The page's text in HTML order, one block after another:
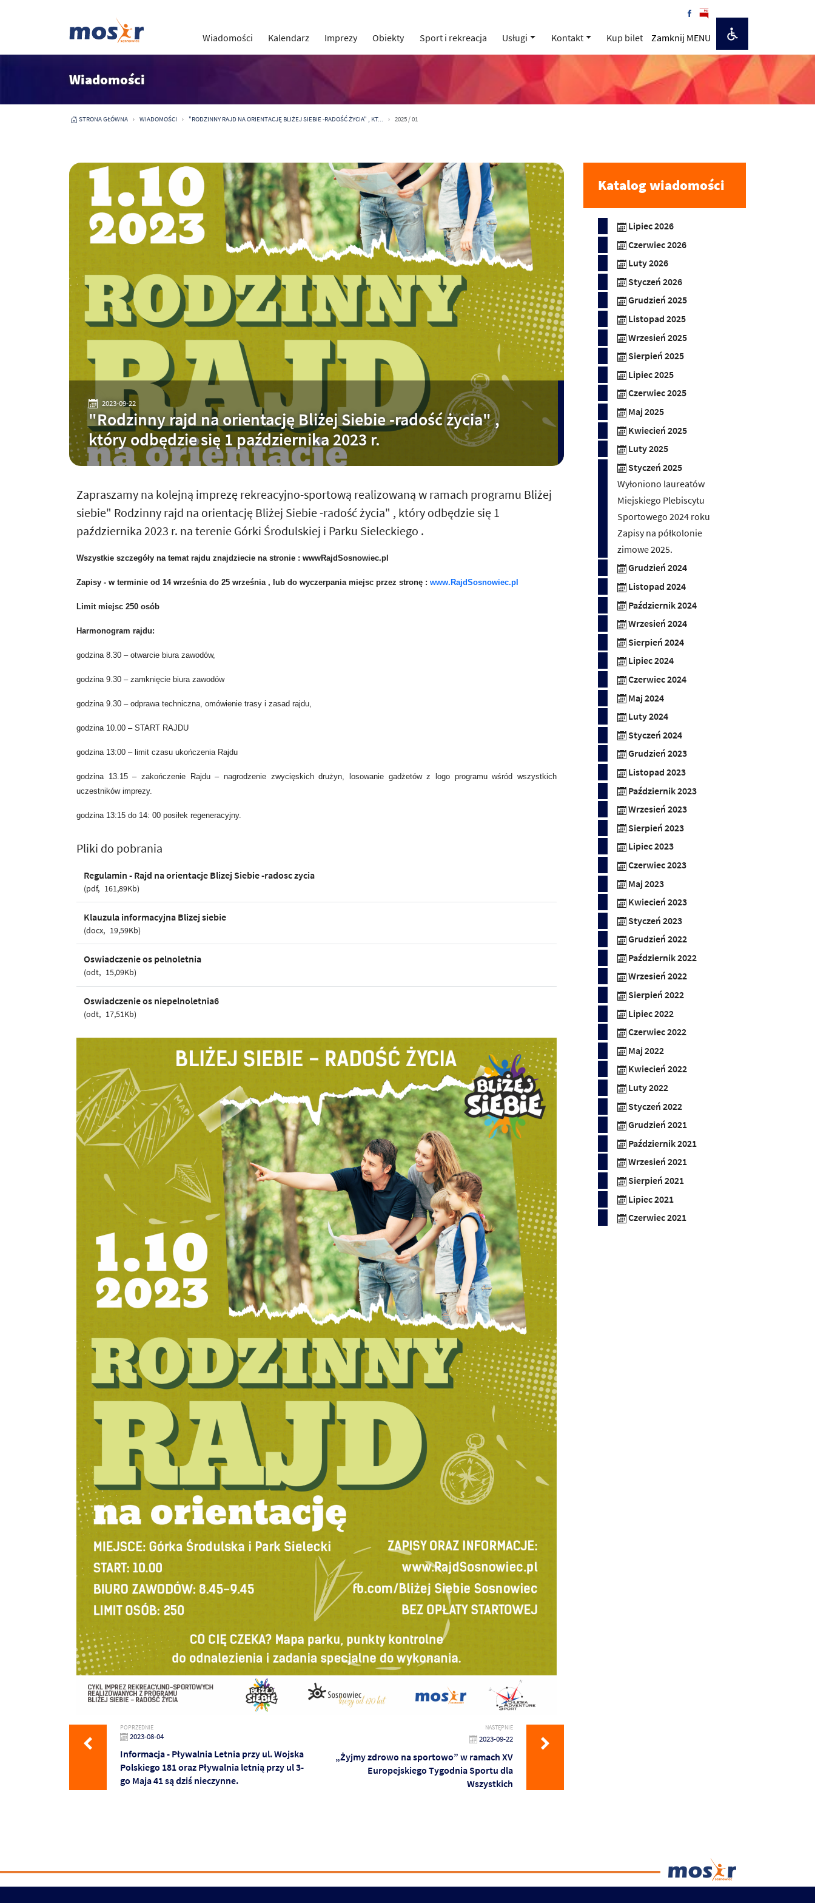
Wiadomości Kalendarz Imprezy Obiekty Sport i rekreacja Usługi Kontakt Kup bilet Zamknij MENU
Wiadomości
STRONA GŁÓWNA WIADOMOŚCI "RODZINNY RAJD NA ORIENTACJĘ BLIŻEJ SIEBIE -RADOŚĆ ŻYCIA" , KT... 2025 / 01
2023-09-22
"Rodzinny rajd na orientację Bliżej Siebie -radość życia" ,
który odbędzie się 1 października 2023 r.
Zapraszamy na kolejną imprezę rekreacyjno-sportową realizowaną w ramach programu Bliżej
siebie" Rodzinny rajd na orientację Bliżej Siebie -radość życia" , który odbędzie się 1
października 2023 r. na terenie Górki Środulskiej i Parku Sieleckiego .
Wszystkie szczegóły na temat rajdu znajdziecie na stronie : wwwRajdSosnowiec.pl
Zapisy - w terminie od 14 września do 25 września , lub do wyczerpania miejsc przez stronę : www.RajdSosnowiec.pl
Limit miejsc 250 osób
Harmonogram rajdu:
godzina 8.30 – otwarcie biura zawodów,
godzina 9.30 – zamknięcie biura zawodów
godzina 9.30 – odprawa techniczna, omówienie trasy i zasad rajdu,
godzina 10.00 – START RAJDU
godzina 13:00 – limit czasu ukończenia Rajdu
godzina 13.15 – zakończenie Rajdu – nagrodzenie zwycięskich drużyn, losowanie gadżetów z logo programu wśród wszystkich
uczestników imprezy.
godzina 13:15 do 14: 00 posiłek regeneracyjny.
Pliki do pobrania
Regulamin - Rajd na orientacje Blizej Siebie -radosc zycia
pdf 161,89Kb
Klauzula informacyjna Blizej siebie
docx 19,59Kb
Oswiadczenie os pelnoletnia
odt 15,09Kb
Oswiadczenie os niepelnoletnia6
odt 17,51Kb
POPRZEDNIE
2023-08-04
Informacja - Pływalnia Letnia przy ul. Wojska
Polskiego 181 oraz Pływalnia letnią przy ul 3-
go Maja 41 są dziś nieczynne.
NASTĘPNIE
2023-09-22
„Żyjmy zdrowo na sportowo” w ramach XV
Europejskiego Tygodnia Sportu dla
Wszystkich
Katalog wiadomości
Lipiec 2026
Czerwiec 2026
Luty 2026
Styczeń 2026
Grudzień 2025
Listopad 2025
Wrzesień 2025
Sierpień 2025
Lipiec 2025
Czerwiec 2025
Maj 2025
Kwiecień 2025
Luty 2025
Styczeń 2025
Wyłoniono laureatów
Miejskiego Plebiscytu
Sportowego 2024 roku
Zapisy na półkolonie
zimowe 2025.
Grudzień 2024
Listopad 2024
Październik 2024
Wrzesień 2024
Sierpień 2024
Lipiec 2024
Czerwiec 2024
Maj 2024
Luty 2024
Styczeń 2024
Grudzień 2023
Listopad 2023
Październik 2023
Wrzesień 2023
Sierpień 2023
Lipiec 2023
Czerwiec 2023
Maj 2023
Kwiecień 2023
Styczeń 2023
Grudzień 2022
Październik 2022
Wrzesień 2022
Sierpień 2022
Lipiec 2022
Czerwiec 2022
Maj 2022
Kwiecień 2022
Luty 2022
Styczeń 2022
Grudzień 2021
Październik 2021
Wrzesień 2021
Sierpień 2021
Lipiec 2021
Czerwiec 2021